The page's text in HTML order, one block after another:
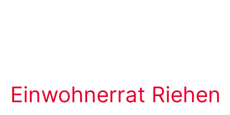
Einwohnerrat Riehen